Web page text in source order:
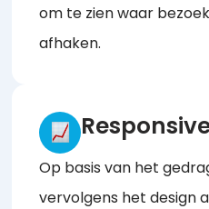
om te zien waar
afhaken.
Op basis van het
vervolgens het design